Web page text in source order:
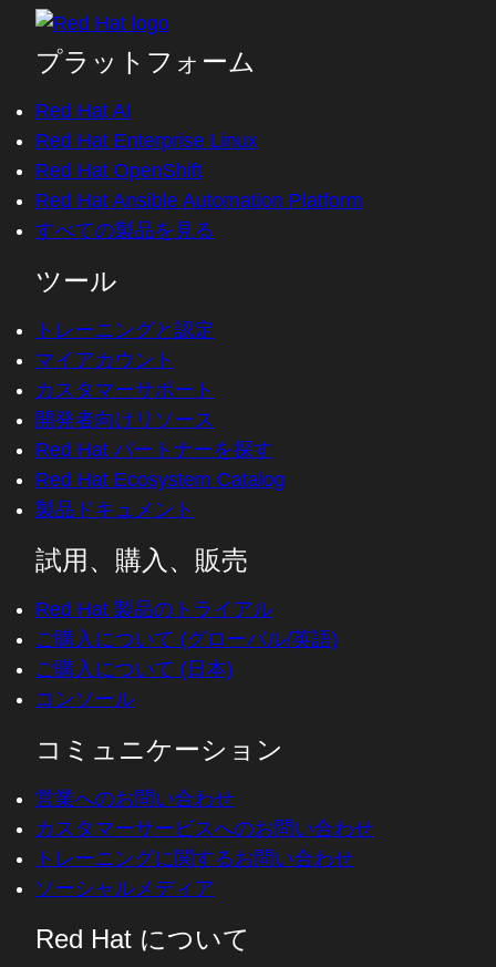
プラットフォーム
Red Hat AI
Red Hat Enterprise Linux
Red Hat OpenShift
Red Hat Ansible Automation Platform
すべての製品を見る
ツール
トレーニングと認定
マイアカウント
カスタマーサポート
開発者向けリソース
Red Hat パートナーを探す
Red Hat Ecosystem Catalog
製品ドキュメント
試用、購入、販売
Red Hat 製品のトライアル
ご購入について (グローバル/英語)
ご購入について (日本)
コンソール
コミュニケーション
営業へのお問い合わせ
カスタマーサービスへのお問い合わせ
トレーニングに関するお問い合わせ
ソーシャルメディア
Red Hat について